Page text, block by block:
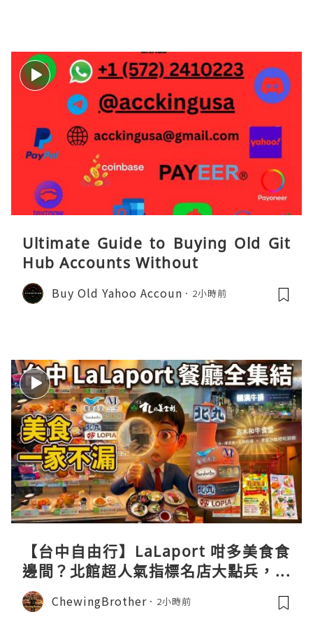
Ultimate Guide to Buying Old Git
Hub Accounts Without
Buy Old Yahoo Accoun 2小時前
【台中自由行】LaLaport 咁多美食食
邊間？北館超人氣指標名店大點兵，深
度實測日本直送「北丸」職人料理與南
館 LOPIA 超市神級熟食區！
ChewingBrother 2小時前